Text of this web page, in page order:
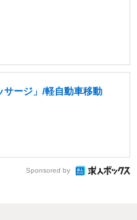
サージ」/軽自動車移動
Sponsored by